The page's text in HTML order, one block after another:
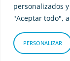
personalizados
"Aceptar todo",
PERSONALIZAR